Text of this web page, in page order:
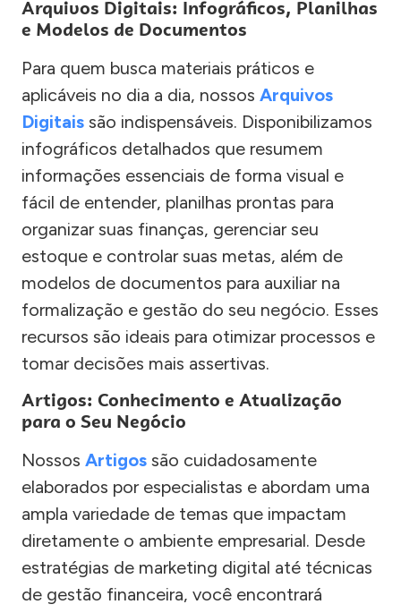
Arquivos Digitais: Infográficos, Planilhas
e Modelos de Documentos
Para quem busca materiais práticos e
aplicáveis no dia a dia, nossos Arquivos
Digitais são indispensáveis. Disponibilizamos
infográficos detalhados que resumem
informações essenciais de forma visual e
fácil de entender, planilhas prontas para
organizar suas finanças, gerenciar seu
estoque e controlar suas metas, além de
modelos de documentos para auxiliar na
formalização e gestão do seu negócio. Esses
recursos são ideais para otimizar processos e
tomar decisões mais assertivas.
Artigos: Conhecimento e Atualização
para o Seu Negócio
Nossos Artigos são cuidadosamente
elaborados por especialistas e abordam uma
ampla variedade de temas que impactam
diretamente o ambiente empresarial. Desde
estratégias de marketing digital até técnicas
de gestão financeira, você encontrará